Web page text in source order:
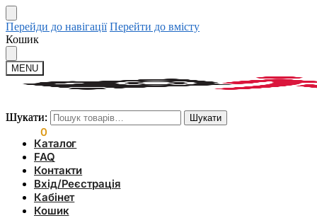
Перейди до навігації Перейти до вмісту
Кошик
MENU
Шукати: Шукати
0
Шукати: Шукати
Каталог
FAQ
Контакти
Вхід/Реєстрація
Кабінет
Кошик